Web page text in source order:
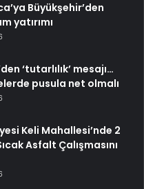
Büyükşehir’den
yatırımı
‘tutarlılık’ mesajı…
pusula net olmalı
Keli Mahallesi’nde 2
Asfalt Çalışmasını